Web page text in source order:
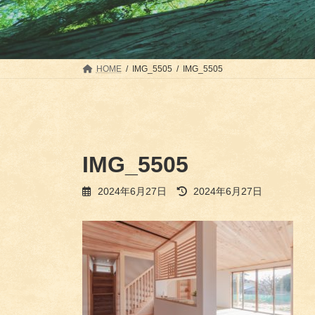
HOME IMG_5505 IMG_5505
IMG_5505
2024年6月27日
最
新
日
時
:
2024年6月27日